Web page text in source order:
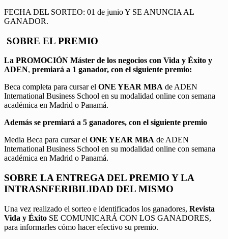
FECHA DEL SORTEO: 01 de junio Y SE ANUNCIA AL
GANADOR.
SOBRE EL PREMIO
La PROMOCIÓN Máster de los negocios con Vida y Éxito y
ADEN, premiará a 1 ganador, con el siguiente premio:
Beca completa para cursar el ONE YEAR MBA de ADEN
International Business School en su modalidad online con semana
académica en Madrid o Panamá.
Además se premiará a 5 ganadores, con el siguiente premio
Media Beca para cursar el ONE YEAR MBA de ADEN
International Business School en su modalidad online con semana
académica en Madrid o Panamá.
SOBRE LA ENTREGA DEL PREMIO Y LA
INTRASNFERIBILIDAD DEL MISMO
Una vez realizado el sorteo e identificados los ganadores, Revista
Vida y Éxito SE COMUNICARÁ CON LOS GANADORES,
para informarles cómo hacer efectivo su premio.